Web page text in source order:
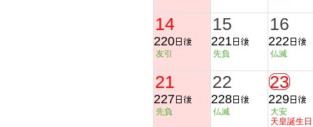
14
220
友引
15
221
先負
16
222
仏滅
21
227
先負
22
228
仏滅
23
229
大安
天皇誕生日